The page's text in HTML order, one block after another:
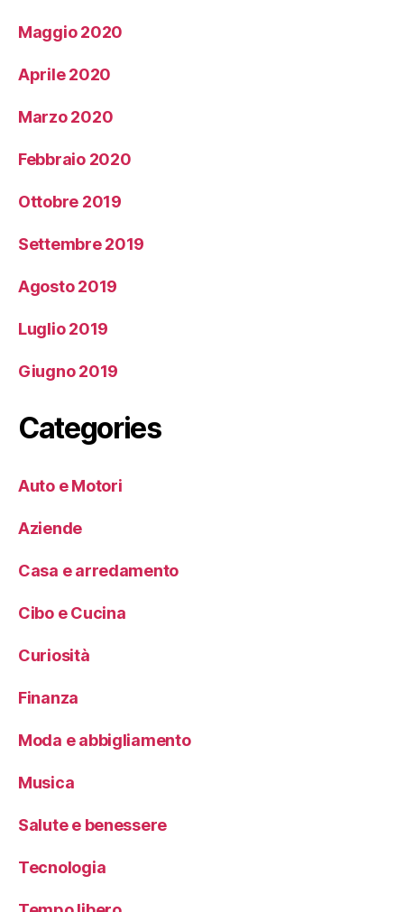
Maggio 2020
Aprile 2020
Marzo 2020
Febbraio 2020
Ottobre 2019
Settembre 2019
Agosto 2019
Luglio 2019
Giugno 2019
Categories
Auto e Motori
Aziende
Casa e arredamento
Cibo e Cucina
Curiosità
Finanza
Moda e abbigliamento
Musica
Salute e benessere
Tecnologia